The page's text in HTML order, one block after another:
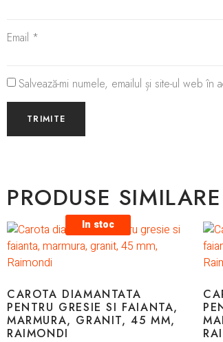
Email *
Salvează-mi numele, emailul și site-ul web
PRODUSE SIMILARE
In stoc
CAROTA DIAMANTATA
PENTRU GRESIE SI FAIANTA,
MARMURA, GRANIT, 45 MM,
RAIMONDI